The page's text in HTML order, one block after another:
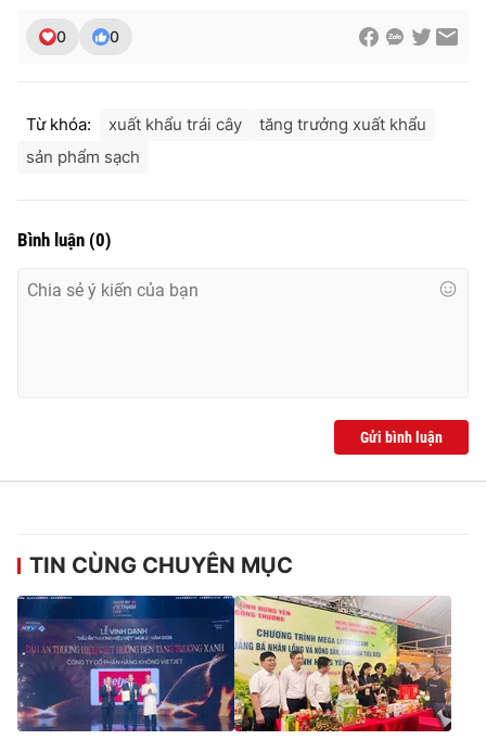
Liên hệ tòa soạn
THỜI BÁO VTV
Theo dõi báo trên
Nguyễn Thị Mỹ Hạnh, Phạm Quốc Thắng,
Nguyễn Trọng Ninh
Email:toasoan@vtv.vn
Liên hệ quảng cáo:
024-7300.7108
0 0
Từ khóa: xuất khẩu trái cây
tăng trưởng xuất khẩu
sản phẩm sạch
Bình luận (0)
Gửi bình luận
TIN CÙNG CHUYÊN MỤC